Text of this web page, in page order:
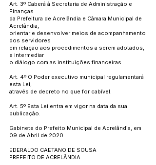
Art. 3º Caberá à Secretaria de Administração e
Finanças
da Prefeitura de Acrelândia e Câmara Municipal de
Acrelândia,
orientar e desenvolver meios de acompanhamento
dos servidores
em relação aos procedimentos a serem adotados,
e intermediar
o diálogo com as instituições financeiras.
Art. 4º O Poder executivo municipal regulamentará
esta Lei,
através de decreto no que for cabível.
Art. 5º Esta Lei entra em vigor na data da sua
publicação.
Gabinete do Prefeito Municipal de Acrelândia, em
09 de Abril de 2020.
EDERALDO CAETANO DE SOUSA
PREFEITO DE ACRELÂNDIA